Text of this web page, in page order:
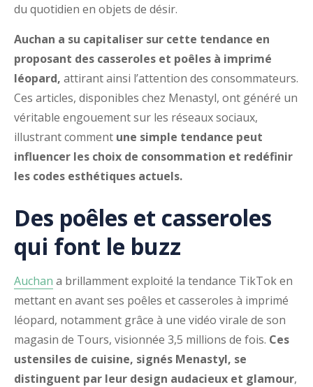
du quotidien en objets de désir.
Auchan a su capitaliser sur cette tendance en
proposant des casseroles et poêles à imprimé
léopard, attirant ainsi l’attention des consommateurs.
Ces articles, disponibles chez Menastyl, ont généré un
véritable engouement sur les réseaux sociaux,
illustrant comment une simple tendance peut
influencer les choix de consommation et redéfinir
les codes esthétiques actuels.
Des poêles et casseroles
qui font le buzz
Auchan a brillamment exploité la tendance TikTok en
mettant en avant ses poêles et casseroles à imprimé
léopard, notamment grâce à une vidéo virale de son
magasin de Tours, visionnée 3,5 millions de fois. Ces
ustensiles de cuisine, signés Menastyl, se
distinguent par leur design audacieux et glamour,